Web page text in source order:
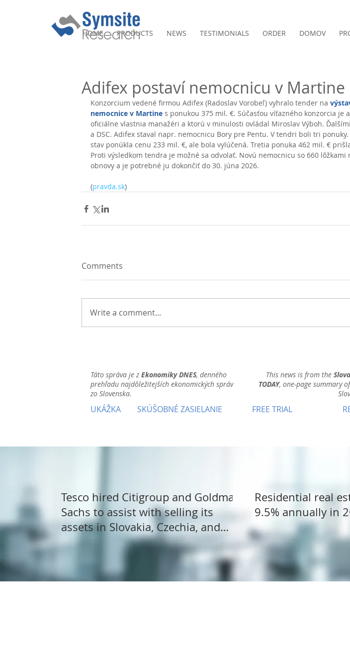
HOME
PRODUCTS NEWS TESTIMONIALS ORDER DOMOV
Adifex postaví nemocnicu v Martine
Konzorcium vedené firmou Adifex (Radoslav Vorobeľ) vyhralo tender na
nemocnice v Martine s ponukou 375 mil. €. Súčasťou víťazného konzorcia je
oficiálne vlastnia manažéri a ktorú v minulosti ovládal Miroslav Výboh.
a DSC. Adifex staval napr. nemocnicu Bory pre Pentu. V tendri boli tri
stav ponúkla cenu 233 mil. €, ale bola vylúčená. Tretia ponuka 462 mil. €
Proti výsledkom tendra je možné sa odvolať. Novú nemocnicu so 660 lôžkami
obnovy a je potrebné ju dokončiť do 30. júna 2026.
(pravda.sk)
Comments
Write a comment...
Táto správa je z Ekonomiky DNES, denného
prehľadu najdôležitejších ekonomických správ
zo Slovenska.
UKÁŽKA SKÚŠOBNÉ ZASIELANIE
This news is from the
TODAY, one-page summary
FREE TRIAL
Tesco hired Citigroup and Goldman
Sachs to assist with selling its
assets in Slovakia, Czechia, and
Hungary
Residential real
9.5% annually in